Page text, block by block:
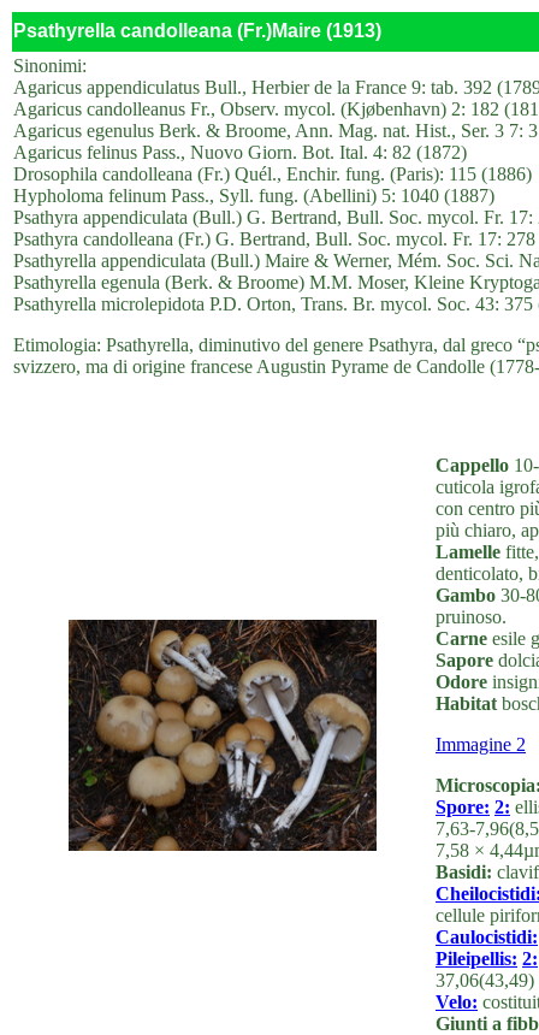
Psathyrella candolleana (Fr.)Maire (1913)
Sinonimi:
Agaricus appendiculatus Bull., Herbier de la France 9: tab. 392
Agaricus candolleanus Fr., Observ. mycol. (Kjøbenhavn) 2: 182
Agaricus egenulus Berk. & Broome, Ann. Mag. nat. Hist., Ser. 3 7:
Agaricus felinus Pass., Nuovo Giorn. Bot. Ital. 4: 82 (1872)
Drosophila candolleana (Fr.) Quél., Enchir. fung. (Paris): 115 (1886)
Hypholoma felinum Pass., Syll. fung. (Abellini) 5: 1040 (1887)
Psathyra appendiculata (Bull.) G. Bertrand, Bull. Soc. mycol. Fr. 17:
Psathyra candolleana (Fr.) G. Bertrand, Bull. Soc. mycol. Fr. 17:
Psathyrella appendiculata (Bull.) Maire & Werner, Mém. Soc. Sci.
Psathyrella egenula (Berk. & Broome) M.M. Moser, Kleine
Psathyrella microlepidota P.D. Orton, Trans. Br. mycol. Soc. 43: 375
Etimologia: Psathyrella, diminutivo del genere Psathyra, dal greco
svizzero, ma di origine francese Augustin Pyrame de Candolle
Cappello
cuticola
con centro
più chiaro,
Lamelle
denticolato,
Gambo 30-
pruinoso.
Carne esile
Sapore
Odore
Habitat
Immagine 2
Spore: 2:
7,63-
7,58 ×
Basidi:
cellule
Caulocistidi:
Pileipellis: 2:
Velo:
Giunti a